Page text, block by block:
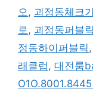
오, 괴정동체크
로, 괴정동퍼블
정동하이퍼블릭,
래클럽, 대전룸